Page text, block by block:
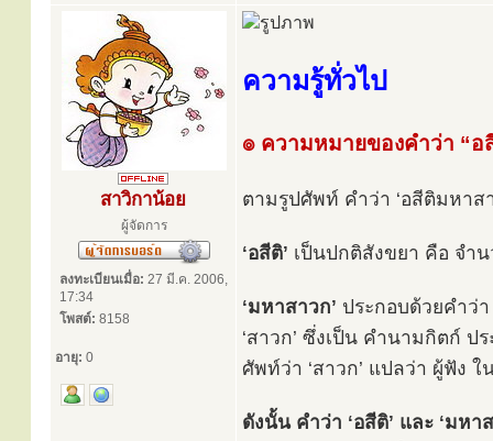
สาวิกาน้อย
ผู้จัดการ
ลงทะเบียนเมื่อ: 27 มี.ค. 2006,
17:34
โพสต์: 8158
อายุ: 0
ความรู้ทั่วไป
๏ ความหมายของคำว่า “อ
ตามรูปศัพท์ คำว่า ‘อสีติมหาส
‘อสีติ’ เป็นปกติสังขยา คือ จำ
‘มหาสาวก’ ประกอบด้วยคำว่
‘สาวก’ ซึ่งเป็น คำนามกิตก์ ป
ศัพท์ว่า ‘สาวก’ แปลว่า ผู้ฟัง
ดังนั้น คำว่า ‘อสีติ’ และ ‘มห